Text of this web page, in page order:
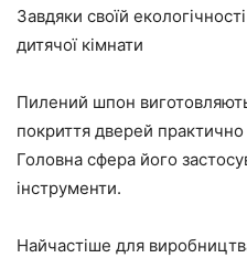
Завдяки своїй
дитячої кімнати
Пилений шпон
покриття дверей
Головна сфера його
інструменти.
Найчастіше для